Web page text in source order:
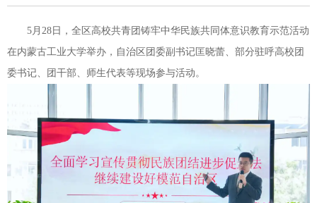
5月28日，全区高校共青团铸牢中华民族共同体意识教育示范活动
在内蒙古工业大学举办，自治区团委副书记匡晓蕾、部分驻呼高校团
委书记、团干部、师生代表等现场参与活动。